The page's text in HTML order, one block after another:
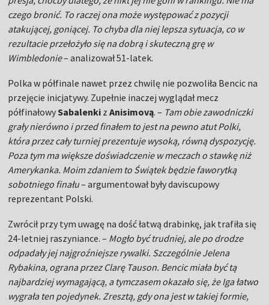
czego bronić. To raczej ona może występować z pozycji
atakującej, goniącej. To chyba dla niej lepsza sytuacja, co w
rezultacie przełożyło się na dobrą i skuteczną grę w
Wimbledonie– analizował 51-latek.
Polka w półfinale nawet przez chwilę nie pozwoliła Bencic na
przejęcie inicjatywy. Zupełnie inaczej wyglądał mecz
półfinałowySabalenki zAnisimovą. – Tam obie zawodniczki
grały nierówno i przed finałem to jest na pewno atut Polki,
która przez cały turniej prezentuje wysoką, równą dyspozycję.
Poza tym ma większe doświadczenie w meczach o stawkę niż
Amerykanka. Moim zdaniem to Świątek będzie faworytką
sobotniego finału– argumentował były daviscupowy
reprezentant Polski.
Zwrócił przy tym uwagę na dość łatwą drabinkę, jak trafiła się
24-letniej raszyniance. – Mogło być trudniej, ale po drodze
odpadały jej najgroźniejsze rywalki. Szczególnie Jelena
Rybakina, ograna przez Clarę Tauson. Bencic miała być tą
najbardziej wymagającą, a tymczasem okazało się, że Iga łatwo
wygrała ten pojedynek. Zresztą, gdy ona jest w takiej formie,